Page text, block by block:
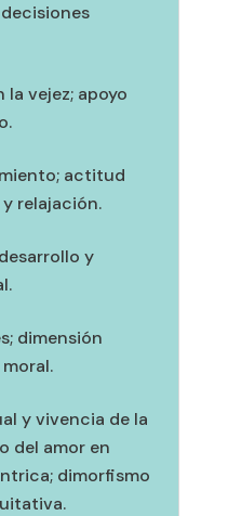
vejez; apoyo
actitud
relajación.
y
dimensión
y vivencia de la
del amor en
dimorfismo